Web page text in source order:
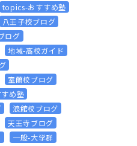
topics-おすすめ塾
八王子校ブログ
ログ
地域-高校ガイド
室蘭校ブログ
め塾
浪館校ブログ
天王寺ブログ
一般-大学群